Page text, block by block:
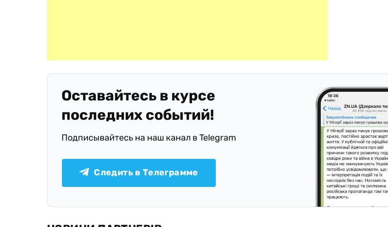
Оставайтесь в курсе
последних событий!
Подписывайтесь на наш канал в Telegram
Следить в Телеграмме